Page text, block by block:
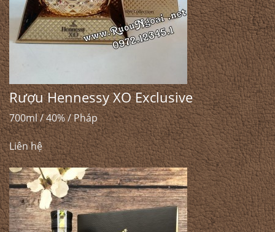
Rượu Hennessy XO Exclusive
700ml / 40% / Pháp
Liên hệ